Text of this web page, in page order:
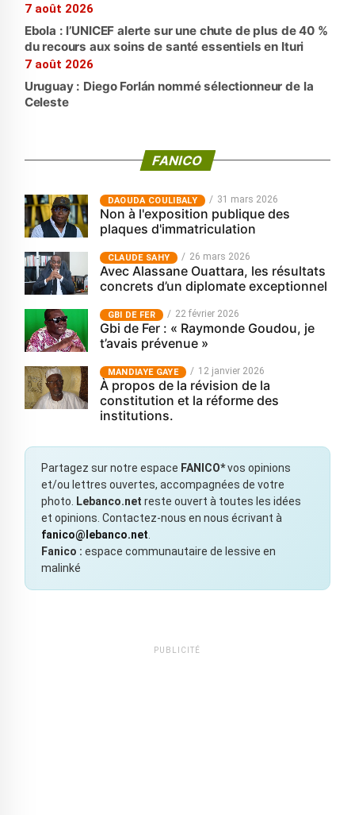
7 août 2026
Ebola : l’UNICEF alerte sur une chute de plus de 40 %
du recours aux soins de santé essentiels en Ituri
7 août 2026
Uruguay : Diego Forlán nommé sélectionneur de la
Celeste
FANICO
‎DAOUDA COULIBALY 31 mars 2026
Non à l'exposition publique des
plaques d'immatriculation
CLAUDE SAHY 26 mars 2026
Avec Alassane Ouattara, les résultats
concrets d’un diplomate exceptionnel
GBI DE FER 22 février 2026
Gbi de Fer : « Raymonde Goudou, je
t’avais prévenue »
MANDIAYE GAYE 12 janvier 2026
À propos de la révision de la
constitution et la réforme des
institutions.
Partagez sur notre espace FANICO*vos opinions
et/ou lettres ouvertes, accompagnées de votre
photo.
Lebanco.net reste ouvert à toutes les idées
et opinions. Contactez-nous en nous écrivant à
fanico@lebanco.net
Fanico : espace communautaire de lessive en
malinké
PUBLICITÉ